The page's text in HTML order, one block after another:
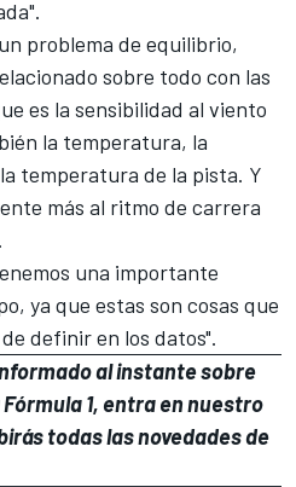
problema de equilibrio,
sobre todo con las
es la sensibilidad al viento
la temperatura, la
temperatura de la pista. Y
más al ritmo de carrera
una importante
ya que estas son cosas que
definir en los datos".
al instante sobre
1, entra ennuestro
todas las novedades de